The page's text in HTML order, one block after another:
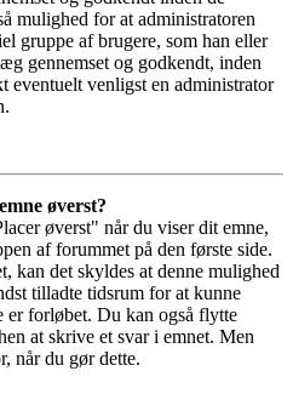
mulighed for at administratoren
gruppe af brugere, som han eller
gennemset og godkendt, inden
eventuelt venligst en administrator
øverst?
øverst" når du viser dit emne,
af forummet på den første side.
kan det skyldes at denne mulighed
tilladte tidsrum for at kunne
er forløbet. Du kan også flytte
at skrive et svar i emnet. Men
når du gør dette.